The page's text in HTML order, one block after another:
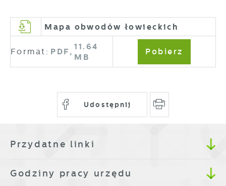
Mapa obwodów łowieckich
Format: PDF,
11.64
MB
Pobierz
Udostępnij
Przydatne linki
Godziny pracy urzędu